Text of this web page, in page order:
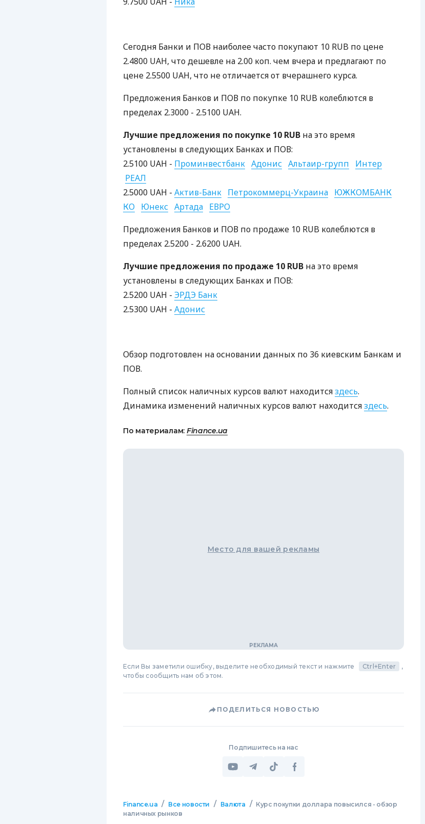
Сегодня Банки и ПОВ наиболее часто покупают 10 RUB по цене
2.4800 UAH, что дешевле на 2.00 коп. чем вчера и предлагают по
цене 2.5500 UAH, что не отличается от вчерашнего курса.
Предложения Банков и ПОВ по покупке 10 RUB колеблются в
пределах 2.3000 - 2.5100 UAH.
Лучшие предложения по покупке 10 RUB на это время
установлены в следующих Банках и ПОВ:
2.5100 UAH - Проминвестбанк Адонис Альтаир-групп
Интер
РЕАЛ
2.5000 UAH - Актив-Банк Петрокоммерц-Украина ЮЖКОМБАНК
КО Юнекс Артада ЕВРО
Предложения Банков и ПОВ по продаже 10 RUB колеблются в
пределах 2.5200 - 2.6200 UAH.
Лучшие предложения по продаже 10 RUB на это время
установлены в следующих Банках и ПОВ:
2.5200 UAH - ЭРДЭ Банк
2.5300 UAH - Адонис
Обзор подготовлен на основании данных по 36 киевским Банкам и
ПОВ.
Полный список наличных курсов валют находитсяздесь.
Динамика изменений наличных курсов валют находитсяздесь.
По материалам: Finance.ua
Место для вашей рекламы
Если Вы заметили ошибку, выделите необходимый текст и нажмите Ctrl+Enter
,
чтобы сообщить нам об этом.
ПОДЕЛИТЬСЯ НОВОСТЬЮ
Подпишитесь на нас
Finance.ua / Все новости / Валюта / Курс покупки доллара повысился - обзор
наличных рынков